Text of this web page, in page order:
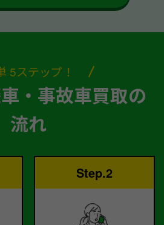
5ステップ！
・事故車買取の
流れ
Step.2